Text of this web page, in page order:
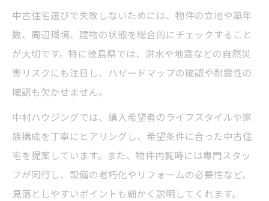
中古住宅選びで失敗しないためには、物件の立地や築年
数、周辺環境、建物の状態を総合的にチェックすること
が大切です。特に徳島県では、洪水や地震などの自然災
害リスクにも注目し、ハザードマップの確認や耐震性の
確認も欠かせません。
中村ハウジングでは、購入希望者のライフスタイルや家
族構成を丁寧にヒアリングし、希望条件に合った中古住
宅を提案しています。また、物件内覧時には専門スタッ
フが同行し、設備の老朽化やリフォームの必要性など、
見落としやすいポイントも細かく説明してくれます。